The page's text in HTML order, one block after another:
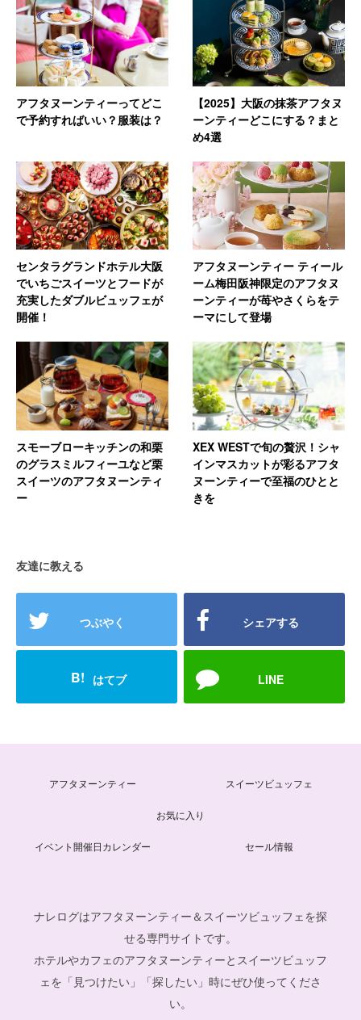
アフタヌーンティーってどこ
で予約すればいい？服装は？
【2025】大阪の抹茶アフタヌ
ーンティーどこにする？まと
め4選
センタラグランドホテル大阪
でいちごスイーツとフードが
充実したダブルビュッフェが
開催！
アフタヌーンティー ティール
ーム梅田阪神限定のアフタヌ
ーンティーが苺やさくらをテ
ーマにして登場
スモーブローキッチンの和栗
のグラスミルフィーユなど栗
スイーツのアフタヌーンティ
ー
XEX WESTで旬の贅沢！シャ
インマスカットが彩るアフタ
ヌーンティーで至福のひとと
きを
友達に教える
つぶやく シェアする
B! はてブ LINE
アフタヌーンティー スイーツビュッフェ
お気に入り
イベント開催日カレンダー セール情報
ナレログはアフタヌーンティー＆スイーツビュッフェを探
せる専門サイトです。
ホテルやカフェのアフタヌーンティーとスイーツビュッフ
ェを「見つけたい」「探したい」時にぜひ使ってくださ
い。